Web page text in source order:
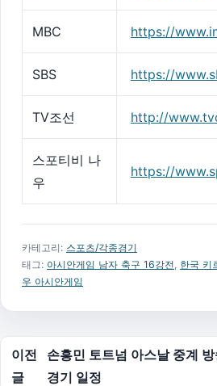
MBC https://
SBS https://
TV조선 http://
스포티비 나
우
https://
카테고리: 스포츠/각종경기
태그: 아시안게임 남자 축구 16강전 한국 키
우 아시안게임
글 탐색
이전
글
손흥민 토트넘 아스날 중계
경기 일정